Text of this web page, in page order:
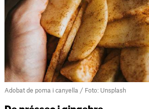
Adobat de poma i canyella / Foto: Unsplash